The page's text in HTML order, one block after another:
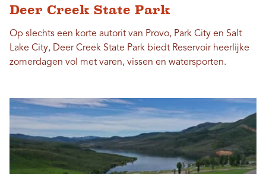
Deer Creek State Park
Op slechts een korte autorit van Provo, Park City en Salt
Lake City, Deer Creek State Park biedt Reservoir heerlijke
zomerdagen vol met varen, vissen en watersporten.